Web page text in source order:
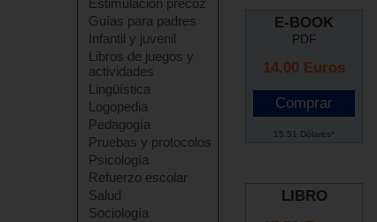
Estimulación precoz
Guías para padres
Infantil y juvenil
Libros de juegos y
actividades
Lingüística
Logopedia
Pedagogía
Pruebas y protocolos
Psicología
Refuerzo escolar
Salud
Sociología
E-BOOK
PDF
14.00 Euros
15.51 Dólares*
LIBRO